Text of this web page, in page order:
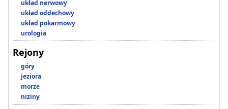
układ nerwowy
układ oddechowy
układ pokarmowy
urologia
Rejony
góry
jeziora
morze
niziny